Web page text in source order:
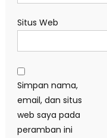
Situs Web
Simpan nama,
email, dan situs
web saya pada
peramban ini